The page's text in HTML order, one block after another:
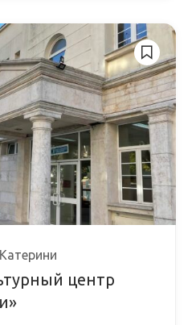
Катерини
центр